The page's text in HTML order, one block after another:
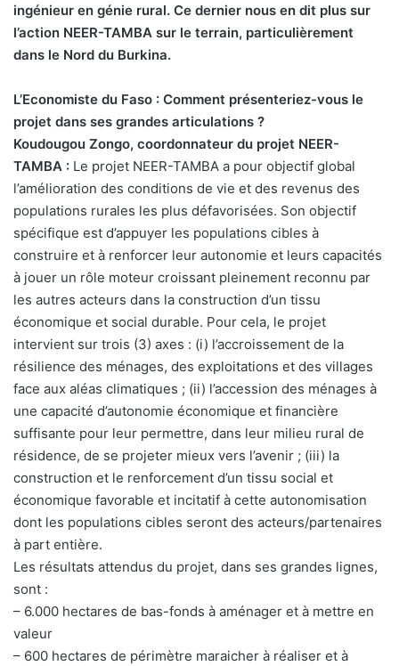
ingénieur en génie rural. Ce dernier nous en dit plus sur
l’action NEER-TAMBA sur le terrain, particulièrement
dans le Nord du Burkina.
L’Economiste du Faso : Comment présenteriez-vous le
projet dans ses grandes articulations ?
Koudougou Zongo, coordonnateur du projet NEER-
TAMBA : Le projet NEER-TAMBA a pour objectif global
l’amélioration des conditions de vie et des revenus des
populations rurales les plus défavorisées. Son objectif
spécifique est d’appuyer les populations cibles à
construire et à renforcer leur autonomie et leurs capacités
à jouer un rôle moteur croissant pleinement reconnu par
les autres acteurs dans la construction d’un tissu
économique et social durable. Pour cela, le projet
intervient sur trois (3) axes : (i) l’accroissement de la
résilience des ménages, des exploitations et des villages
face aux aléas climatiques ; (ii) l’accession des ménages à
une capacité d’autonomie économique et financière
suffisante pour leur permettre, dans leur milieu rural de
résidence, de se projeter mieux vers l’avenir ; (iii) la
construction et le renforcement d’un tissu social et
économique favorable et incitatif à cette autonomisation
dont les populations cibles seront des acteurs/partenaires
à part entière.
Les résultats attendus du projet, dans ses grandes lignes,
sont :
– 6.000 hectares de bas-fonds à aménager et à mettre en
valeur
– 600 hectares de périmètre maraicher à réaliser et à